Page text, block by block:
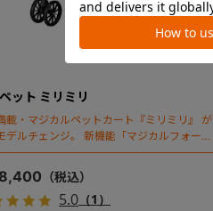
ット ミリミリ
載・マジカルペットカート『ミリミリ』 が
デルチェンジ。 新機能「マジカルフォール
グ」搭載
5.0 （1）